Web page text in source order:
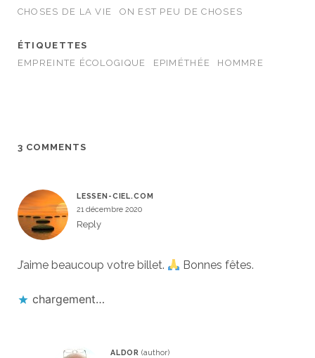
CHOSES DE LA VIE ON EST PEU DE CHOSES
ÉTIQUETTES
EMPREINTE ÉCOLOGIQUE
EPIMÉTHÉE HOMMRE
3 COMMENTS
LESSEN-CIEL.COM
21 décembre 2020
Reply
J’aime beaucoup votre billet. Bonnes fêtes.
chargement…
ALDOR